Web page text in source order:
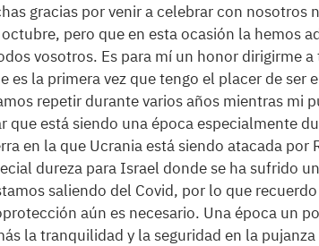
gracias por venir a celebrar con nosotros
pero que en esta ocasión la hemos
vosotros. Es para mí un honor dirigirme
es la primera vez que tengo el placer de ser
repetir durante varios años mientras mi
que está siendo una época especialmente
en la que Ucrania está siendo atacada por
dureza para Israel donde se ha sufrido
saliendo del Covid, por lo que
aún es necesario. Una época un
la tranquilidad y la seguridad en la